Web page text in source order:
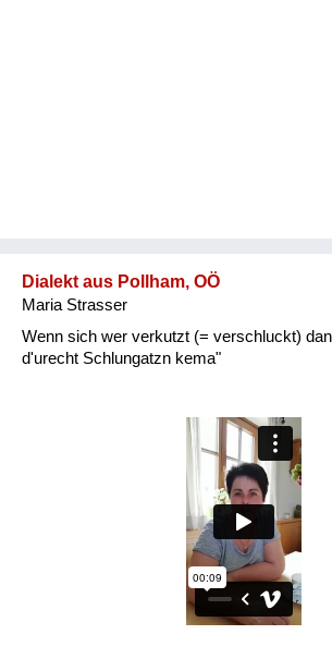
Dialekt aus Pollham, OÖ
Maria Strasser
Wenn sich wer verkutzt (= verschluckt)
d'urecht Schlungatzn kema"